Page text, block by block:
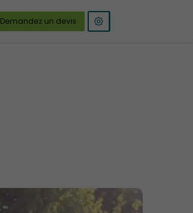
Demandez un devis